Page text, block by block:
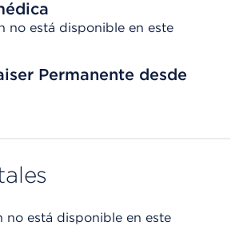
no está disponible en este
Permanente desde
no está disponible en este